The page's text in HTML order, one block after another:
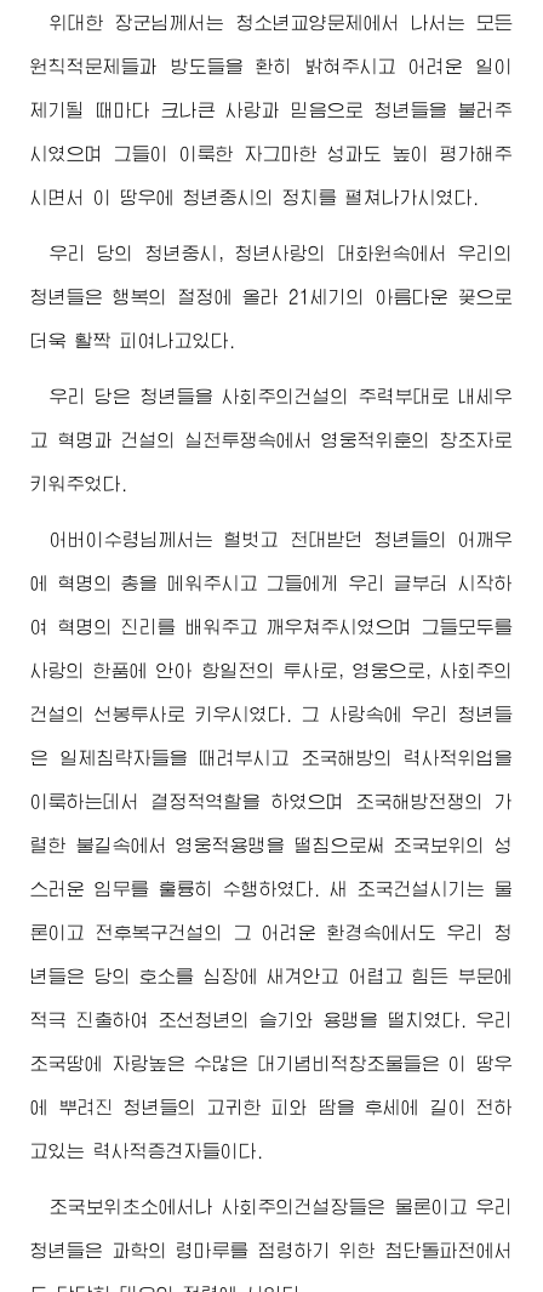
위대한 장군님 께서는 청소년교양문제에서 나서는 모든
원칙적문제들과 방도들을 환히 밝혀주시고 어려운 일이
제기될 때마다 크나큰 사랑과 믿음으로 청년들을 불러주
시였으며 그들이 이룩한 자그마한 성과도 높이 평가해주
시면서 이 땅우에 청년중시의 정치를 펼쳐나가시였다.
우리 당의 청년중시, 청년사랑의 대화원속에서 우리의
청년들은 행복의 절정에 올라 21세기의 아름다운 꽃으로
더욱 활짝 피여나고있다.
우리 당은 청년들을 사회주의건설의 주력부대로 내세우
고 혁명과 건설의 실천투쟁속에서 영웅적위훈의 창조자로
키워주었다.
어버이수령님 께서는 헐벗고 천대받던 청년들의 어깨우
에 혁명의 총을 메워주시고 그들에게 우리 글부터 시작하
여 혁명의 진리를 배워주고 깨우쳐주시였으며 그들모두를
사랑의 한품에 안아 항일전의 투사로, 영웅으로, 사회주의
건설의 선봉투사로 키우시였다. 그 사랑속에 우리 청년들
은 일제침략자들을 때려부시고 조국해방의 력사적위업을
이룩하는데서 결정적역할을 하였으며 조국해방전쟁의 가
렬한 불길속에서 영웅적용맹을 떨침으로써 조국보위의 성
스러운 임무를 훌륭히 수행하였다. 새 조국건설시기는 물
론이고 전후복구건설의 그 어려운 환경속에서도 우리 청
년들은 당의 호소를 심장에 새겨안고 어렵고 힘든 부문에
적극 진출하여 조선청년의 슬기와 용맹을 떨치였다. 우리
조국땅에 자랑높은 수많은 대기념비적창조물들은 이 땅우
에 뿌려진 청년들의 고귀한 피와 땀을 후세에 길이 전하
고있는 력사적증견자들이다.
조국보위초소에서나 사회주의건설장들은 물론이고 우리
청년들은 과학의 령마루를 점령하기 위한 첨단돌파전에서